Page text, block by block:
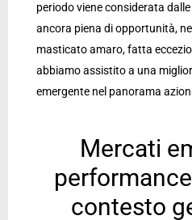
periodo viene considerata
ancora piena di opportunità,
masticato amaro, fatta
abbiamo assistito a una
emergente nel panorama
Mercati
contesto